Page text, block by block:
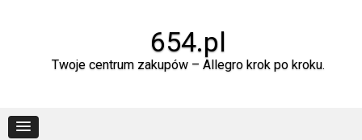
654.pl
Twoje centrum zakupów – Allegro krok po kroku.